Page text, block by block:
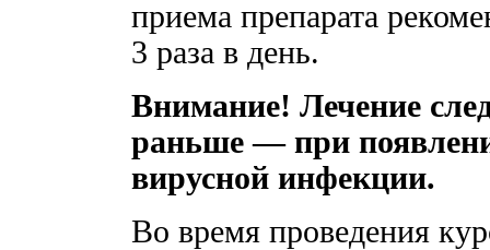
приема препарата
3 раза в день.
Внимание! Лечение
раньше — при
вирусной инфекции.
Во время проведения